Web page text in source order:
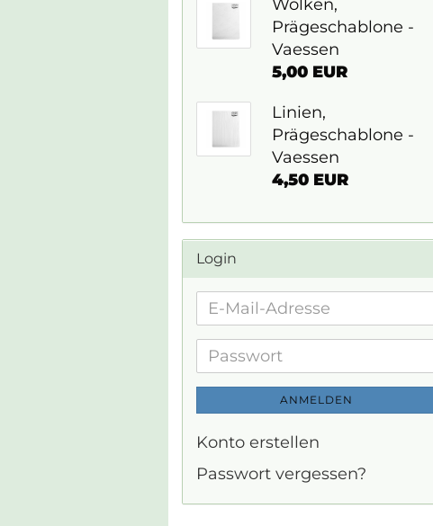
Wolken,
Prägeschablone -
Vaessen
5,00 EUR
Linien,
Prägeschablone -
Vaessen
4,50 EUR
Login
E-
Adresse
Passwort
ANMELDEN
Konto erstellen
Passwort vergessen?